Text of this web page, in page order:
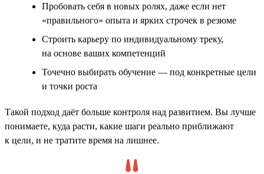
Пробовать себя в новых ролях, даже если нет
«правильного» опыта и ярких строчек в резюме
Строить карьеру по индивидуальному треку,
на основе ваших компетенций
Точечно выбирать обучение — под конкретные цели
и точки роста
Такой подход даёт больше контроля над развитием. Вы лучше
понимаете, куда расти, какие шаги реально приближают
к цели, и не тратите время на лишнее.